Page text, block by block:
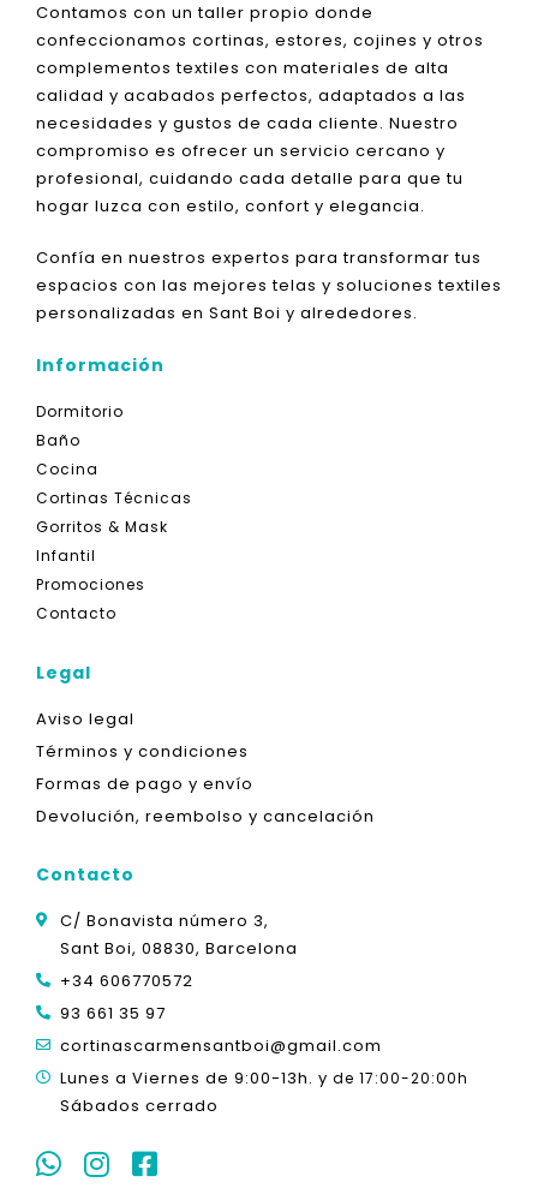
Contamos con un taller propio donde
confeccionamos cortinas, estores, cojines y otros
complementos textiles con materiales de alta
calidad y acabados perfectos, adaptados a las
necesidades y gustos de cada cliente. Nuestro
compromiso es ofrecer un servicio cercano y
profesional, cuidando cada detalle para que tu
hogar luzca con estilo, confort y elegancia.
Confía en nuestros expertos para transformar tus
espacios con las mejores telas y soluciones textiles
personalizadas en Sant Boi y alrededores.
Información
Dormitorio
Baño
Cocina
Cortinas Técnicas
Gorritos & Mask
Infantil
Promociones
Contacto
Legal
Aviso legal
Términos y condiciones
Formas de pago y envío
Devolución, reembolso y cancelación
Contacto
C/ Bonavista número 3,
Sant Boi, 08830, Barcelona
+34 606770572
93 661 35 97
cortinascarmensantboi@gmail.com
Lunes a Viernes de 9:00-13h. y de 17:00-20:00h
Sábados cerrado